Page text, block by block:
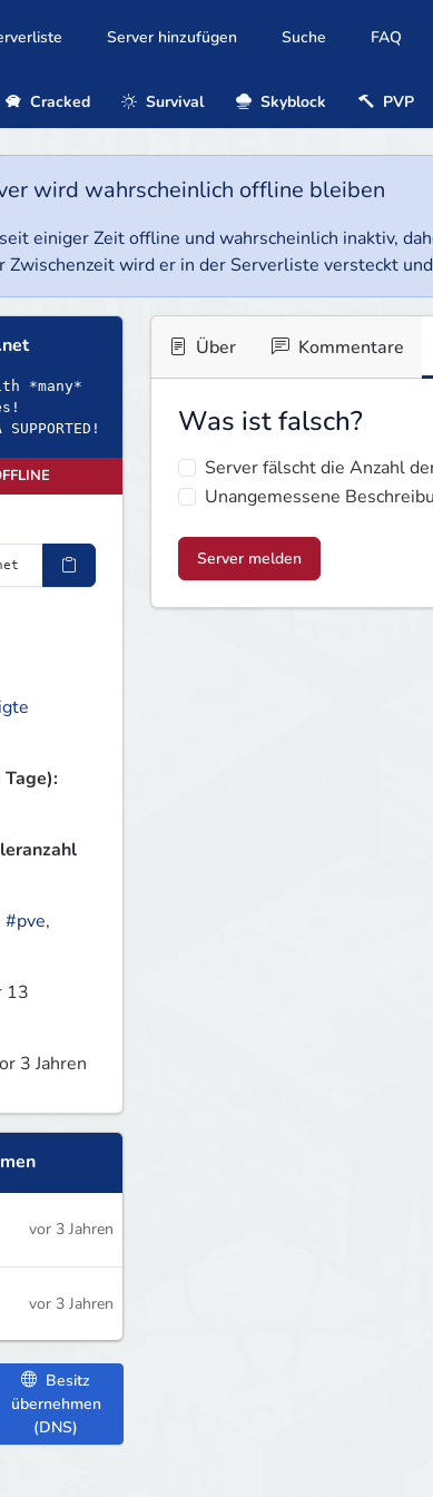
Server hinzufügen Suche FAQ
Cracked Survival Skyblock PVP
wird wahrscheinlich offline bleiben
einiger Zeit offline und wahrscheinlich inaktiv,
Zwischenzeit wird er in der Serverliste versteckt
*many*
SUPPORTED!
#pve,
13
3 Jahren
vor 3 Jahren
vor 3 Jahren
Besitz
übernehmen
(DNS)
Über Kommentare
Was ist falsch?
Server fälscht die Anzahl
Unangemessene
Server melden